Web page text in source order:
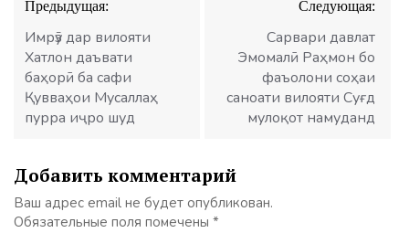
по
записям
Предыдущая:
Имрӯз дар вилояти
Хатлон даъвати
баҳорӣ ба сафи
Қувваҳои Мусаллаҳ
пурра иҷро шуд
Следующая:
Сарвари давлат
Эмомалӣ Раҳмон бо
фаъолони соҳаи
саноати вилояти Суғд
мулоқот намуданд
Добавить комментарий
Ваш адрес email не будет опубликован.
Обязательные поля помечены *